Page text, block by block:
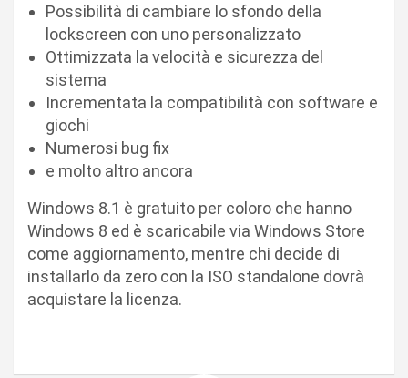
Possibilità di cambiare lo sfondo della
lockscreen con uno personalizzato
Ottimizzata la velocità e sicurezza del
sistema
Incrementata la compatibilità con software e
giochi
Numerosi bug fix
e molto altro ancora
Windows 8.1 è gratuito per coloro che hanno
Windows 8 ed è scaricabile via Windows Store
come aggiornamento, mentre chi decide di
installarlo da zero con la ISO standalone dovrà
acquistare la licenza.